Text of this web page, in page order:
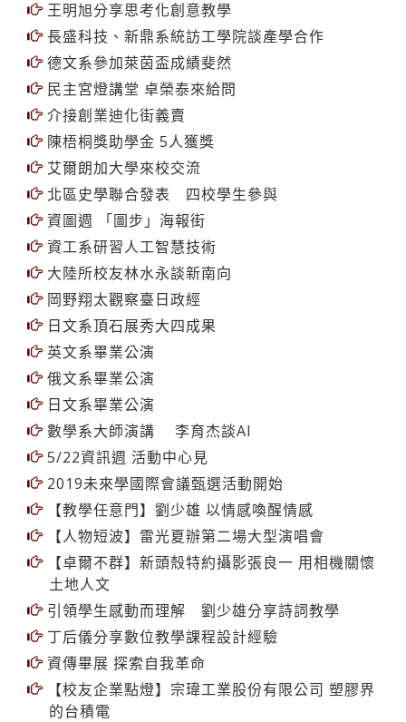
王明旭分享思考化創意教學
長盛科技、新鼎系統訪工學院談產學合作
德文系參加萊茵盃成績斐然
民主宮燈講堂 卓榮泰來給問
介接創業迪化街義賣
陳梧桐獎助學金 5人獲獎
艾爾朗加大學來校交流
北區史學聯合發表 四校學生參與
資圖週 「圖步」海報街
資工系研習人工智慧技術
大陸所校友林水永談新南向
岡野翔太觀察臺日政經
日文系頂石展秀大四成果
英文系畢業公演
俄文系畢業公演
日文系畢業公演
數學系大師演講 李育杰談AI
5/22資訊週 活動中心見
2019未來學國際會議甄選活動開始
【教學任意門】劉少雄 以情感喚醒情感
【人物短波】雷光夏辦第二場大型演唱會
【卓爾不群】新頭殼特約攝影張良一 用相機關懷
土地人文
引領學生感動而理解 劉少雄分享詩詞教學
丁后儀分享數位教學課程設計經驗
資傳畢展 探索自我革命
【校友企業點燈】宗瑋工業股份有限公司 塑膠界
的台積電